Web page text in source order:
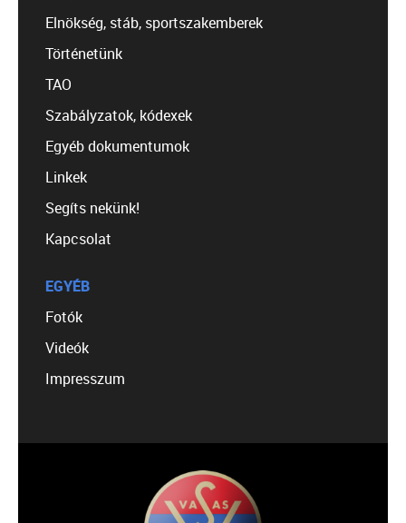
Elnökség, stáb, sportszakemberek
Történetünk
TAO
Szabályzatok, kódexek
Egyéb dokumentumok
Linkek
Segíts nekünk!
Kapcsolat
EGYÉB
Fotók
Videók
Impresszum